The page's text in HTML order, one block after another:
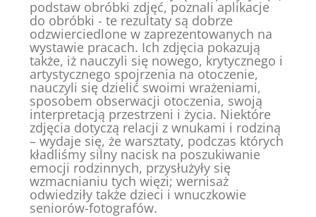
podstaw obróbki zdjęć, poznali aplikacje
do obróbki - te rezultaty są dobrze
odzwierciedlone w zaprezentowanych na
wystawie pracach. Ich zdjęcia pokazują
także, iż nauczyli się nowego, krytycznego i
artystycznego spojrzenia na otoczenie,
nauczyli się dzielić swoimi wrażeniami,
sposobem obserwacji otoczenia, swoją
interpretacją przestrzeni i życia. Niektóre
zdjęcia dotyczą relacji z wnukami i rodziną
– wydaje się, że warsztaty, podczas których
kładliśmy silny nacisk na poszukiwanie
emocji rodzinnych, przysłużyły się
wzmacnianiu tych więzi; wernisaż
odwiedziły także dzieci i wnuczkowie
seniorów-fotografów.